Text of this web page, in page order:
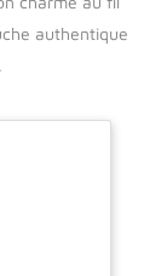
authentique